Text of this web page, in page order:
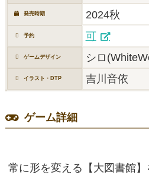
発売時期 2024秋
予約 可
ゲームデザイン シロ
イラスト・DTP 吉川音依
ゲーム詳細
常に形を変える【大図書館